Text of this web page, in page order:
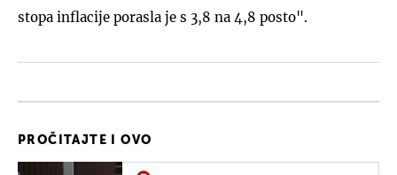
stopa inflacije porasla je s 3,8 na 4,8 posto".
PROČITAJTE I OVO